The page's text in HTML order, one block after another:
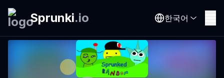
Sprunki.io 한국어